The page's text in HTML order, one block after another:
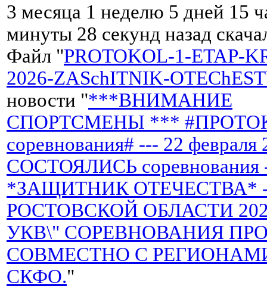
3 месяца 1 неделю 5 дней 15
минуты 28 секунд назад
Файл "PROTOKOL-1-ETAP-
2026-ZASchITNIK-
новости "***ВНИМАНИЕ
СПОРТСМЕНЫ ***
соревнования# --- 22 февраля
СОСТОЯЛИСЬ
*ЗАЩИТНИК ОТЕЧЕСТВА*
РОСТОВСКОЙ ОБЛАСТИ 2026
УКВ\" СОРЕВНОВАНИЯ
СОВМЕСТНО С
СКФО."